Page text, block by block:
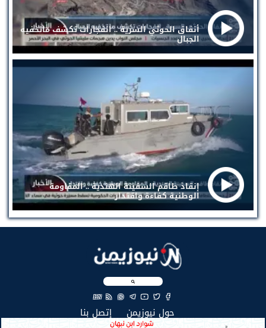
أنفاق الحوثي السرية .. انفجارات تكشف ماتخفيه
الجبال
إنقاذ طاقم السفينة الهندية .. المقاومة
الوطنية كفاءة واقتدار
EN
حول نيوزيمن إتصل بنا